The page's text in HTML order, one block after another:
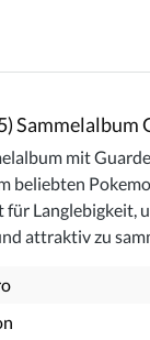
Sammelalbum
mit
beliebten
Langlebigkeit,
attraktiv zu